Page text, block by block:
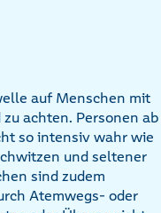
auf Menschen mit
achten. Personen ab
so intensiv wahr wie
und seltener
sind zudem
Atemwegs- oder